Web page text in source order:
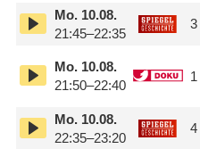
Mo.10.08.
21:45–22:35
3
Mo.10.08.
21:50–22:40
1
Mo.10.08.
22:35–23:20
4